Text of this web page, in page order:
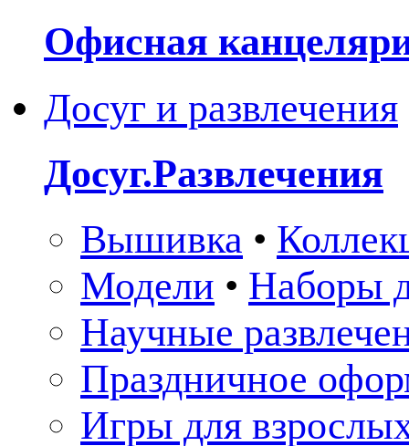
Офисная
Досуг и развлечения
Досуг.Развлечения
Вышивка •
Модели • Наборы
Научные
Праздничное
Игры для